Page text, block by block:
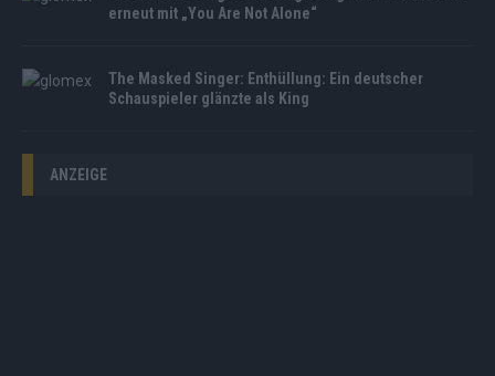
erneut mit „You Are Not Alone“
The Masked Singer: Enthüllung: Ein deutscher
Schauspieler glänzte als King
ANZEIGE